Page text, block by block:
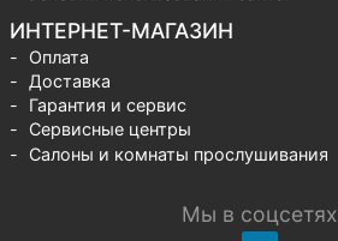
ИНТЕРНЕТ-МАГАЗИН
Оплата
Доставка
Гарантия и сервис
Сервисные центры
Салоны и комнаты прослушивания
Мы в соцсетях